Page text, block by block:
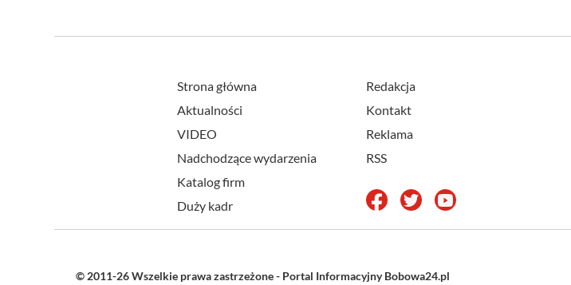
Strona główna
Aktualności
VIDEO
Nadchodzące wydarzenia
Katalog firm
Duży kadr
Redakcja
Kontakt
Reklama
RSS
© 2011-26 Wszelkie prawa zastrzeżone - Portal Informacyjny Bobowa24.pl